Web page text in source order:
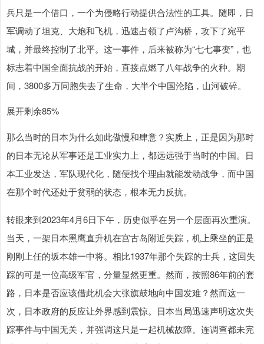
兵只是一个借口，一个为侵略行动提供合法性的工具。随即，日
军调动了坦克、大炮和飞机，迅速占领了卢沟桥，攻下了宛平
城，并最终控制了北平。这一事件，后来被称为“七七事变”，也
标志着中国全面抗战的开始，直接点燃了八年战争的火种。期
间，3800多万同胞失去了生命，大半个中国沦陷，山河破碎。
展开剩余85%
那么当时的日本为什么如此傲慢和肆意？实质上，正是因为那时
的日本无论从军事还是工业实力上，都远远强于当时的中国。日
本工业发达，军队现代化，随便找个理由就能发动战争，而中国
在那个时代还处于贫弱的状态，根本无力反抗。
转眼来到2023年4月6日下午，历史似乎在另一个层面再次重演。
当天，一架日本黑鹰直升机在宫古岛附近失踪，机上乘坐的正是
刚刚上任的坂本雄一中将。相比1937年那个失踪的士兵，这回失
踪的可是一位高级军官，分量显然更重。然而，按照86年前的套
路，日本是否应该借此机会大张旗鼓地向中国发难？然而这一
次，日本政府的反应让外界感到震惊。日本当局迅速声明这次失
踪事件与中国无关，并强调这只是一起机械故障。连调查都未完